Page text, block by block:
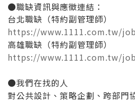
●職缺資訊與應徵連結：
台北職缺（特約副管理師）
https://www.1111.com.tw/
高雄職缺（特約副管理師）
https://www.1111.com.tw/
●我們在找的人
對公共設計、策略企劃、跨部門